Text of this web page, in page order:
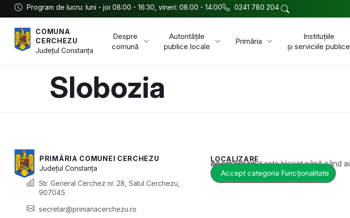
Program de lucru: luni - joi 08:00 - 16:30, vineri: 08:00 - 14:00 0241 780 204
COMUNA
CERCHEZU
JudețulConstanța
Despre
comună
Autoritățile
publice locale
Primăria
Instituțiile
și serviciile publice
Slobozia
PRIMĂRIA COMUNEI CERCHEZU
JudețulConstanța
Str. General Cerchez nr. 28, Satul Cerchezu,
907045
secretar@primariacerchezu.ro
LOCALIZARE
Acest conținut este blocat până când acceptați categoria corespunzătoare de cookie-uri.
Accept categoria Funcționalitate